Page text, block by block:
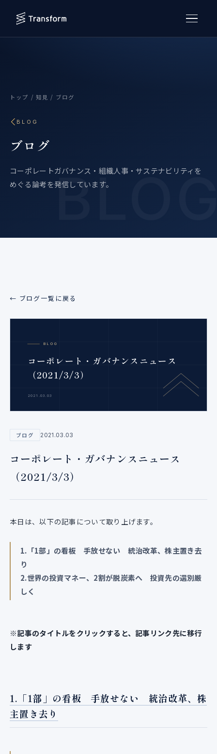
トップ / 知見 / ブログ
BLOG
ブログ
コーポレートガバナンス・組織人事・サステナビリティを
めぐる論考を発信しています。
← ブログ一覧に戻る
BLOG
コーポレート・ガバナンスニュース
（2021/3/3）
2021.03.03
ブログ 2021.03.03
コーポレート・ガバナンスニュース
（2021/3/3）
本日は、以下の記事について取り上げます。
1. 「1部」の看板 手放せない 統治改革、株主置き去
り
2.世界の投資マネー、2割が脱炭素へ 投資先の選別厳
しく
※記事のタイトルをクリックすると、記事リンク先に移行
します
1.「1部」の看板 手放せない 統治改革、株
主置き去り